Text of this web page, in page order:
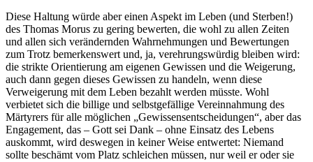
Diese Haltung würde aber einen Aspekt im Leben (und Sterben!)
des Thomas Morus zu gering bewerten, die wohl zu allen Zeiten
und allen sich verändernden Wahrnehmungen und Bewertungen
zum Trotz bemerkenswert und, ja, verehrungswürdig bleiben wird:
die strikte Orientierung am eigenen Gewissen und die Weigerung,
auch dann gegen dieses Gewissen zu handeln, wenn diese
Verweigerung mit dem Leben bezahlt werden müsste. Wohl
verbietet sich die billige und selbstgefällige Vereinnahmung des
Märtyrers für alle möglichen „Gewissensentscheidungen“, aber das
Engagement, das – Gott sei Dank – ohne Einsatz des Lebens
auskommt, wird deswegen in keiner Weise entwertet: Niemand
sollte beschämt vom Platz schleichen müssen, nur weil er oder sie